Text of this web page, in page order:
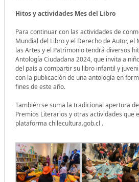
Hitos y actividades Mes del Libro
Para continuar con las actividades de
Mundial del Libro y el Derecho de Autor, el
las Artes y el Patrimonio tendrá diversos
Antología Ciudadana 2024, que invita a
del país a compartir su libro infantil y
con la publicación de una antología en
fines de este año.
También se suma la tradicional apertura
Premios Literarios y otras actividades que
plataforma chilecultura.gob.cl .